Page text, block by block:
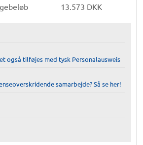
13.573 DKK
også tilføjes med tysk Personalausweis
samarbejde? Så se her!